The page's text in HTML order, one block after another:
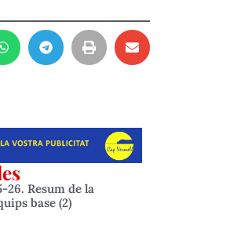
26. Resum de la
base (2)